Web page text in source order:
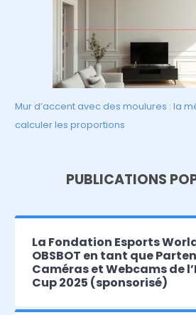
Mur d’accent avec des moulures : la
calculer les proportions
PUBLICATIONS
La Fondation Esports
OBSBOT en tant que
Caméras et Webcams de
Cup 2025 (sponsorisé)